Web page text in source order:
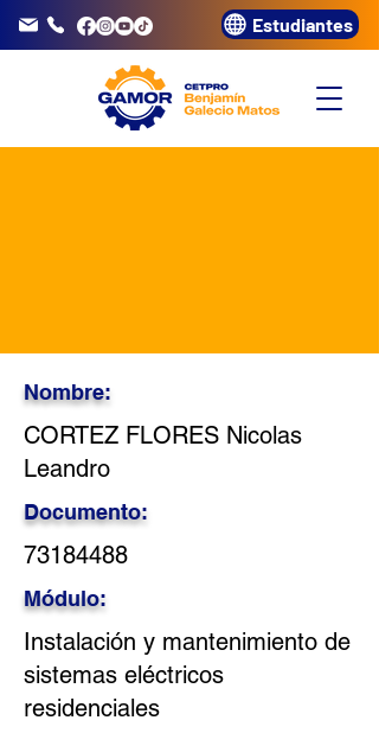
3320072 Estudiantes
Nombre:
CORTEZ FLORES Nicolas
Leandro
Documento:
73184488
Módulo:
Instalación y mantenimiento de
sistemas eléctricos
residenciales